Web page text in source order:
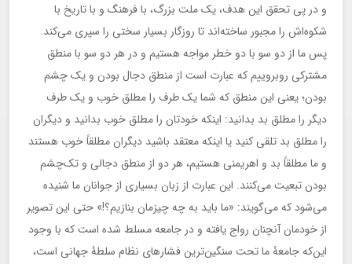
و در پی تحقق این هدف، یک ملت بزرگ، با فرهنگ و با تاریخ با
شکوه‌اش را مجبور ساخته‌اند تا روزگار بسیار سختی را سپری می‌کند.
پس ما از دو سو با دو خطر مواجه هستیم و در هر دو سو با منطق
مشترکی روبروییم که عبارت است از منطق دجال بودن و یک چشم
بودن؛ یعنی این منطق که شما یک طرف را مطلق خوب و یک طرف
دیگر را مطلق بد بدانید: اینکه خودتان را مطلق خوب بدانید و دیگران
را مطلق بد تلقی کنید یا اینکه معتقد باشید دیگران مطلقاً خوب هستند
و ما مطلقاً بد و اهریمنی هستیم، هر دو از منطق دجالی و تک‌چشم
بودن تبعیت می‌کنند. این عبارت از زبان بسیاری از جوانان ما شنیده
می‌شود که می‌گویند: «ما باید به چه چیزمان بنازیم؟!» حتی این تصویر
از خودمان آنچنان رواج یافته و در جامعه مسلط شده است که با وجود
این‌که جامعۀ ما تحت سنگین‌ترین فشار‌های نظام سلطۀ جهانی است،